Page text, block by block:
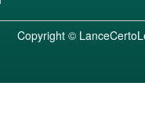
Copyright ©